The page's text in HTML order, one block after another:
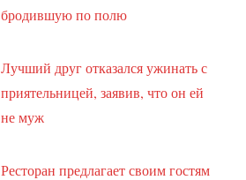
бродившую по полю
Лучший друг отказался ужинать с
приятельницей, заявив, что он ей
не муж
Ресторан предлагает своим гостям